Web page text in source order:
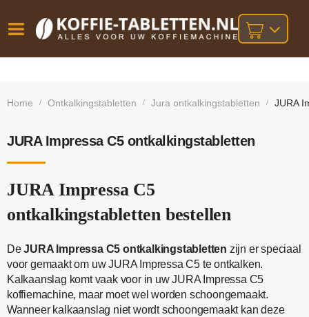
besteld,
bij orders
Home / Ontkalkingstabletten / Jura ontkalkingstabletten / JURA
JURA Impressa C5 ontkalkingstabletten
JURA Impressa C5
ontkalkingstabletten bestellen
DeJURA Impressa C5 ontkalkingstabletten zijn er speciaal
voor gemaakt om uw JURA Impressa C5 te ontkalken.
Kalkaanslag komt vaak voor in uw JURA Impressa C5
koffiemachine, maar moet wel worden schoongemaakt.
Wanneer kalkaanslag niet wordt schoongemaakt kan deze